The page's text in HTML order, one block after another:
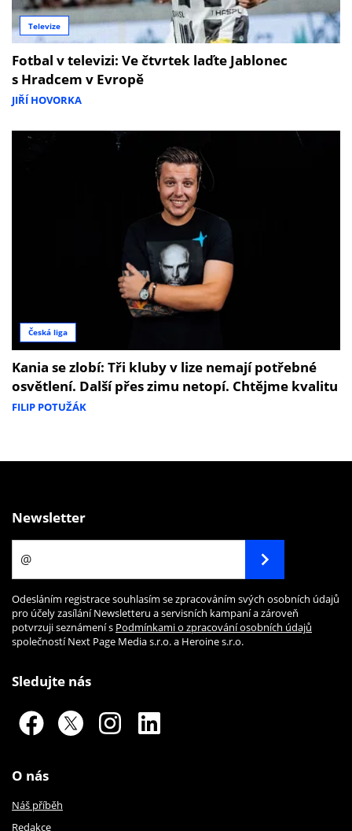
Televize
Fotbal v televizi: Ve čtvrtek laďte Jablonec
s Hradcem v Evropě
JIŘÍ HOVORKA
Česká liga
Kania se zlobí: Tři kluby v lize nemají potřebné
osvětlení. Další přes zimu netopí. Chtějme kvalitu
FILIP POTUŽÁK
Newsletter
Odesláním registrace souhlasím se zpracováním svých osobních údajů
pro účely zasílání Newsletteru a servisních kampaní a zároveň
potvrzuji seznámení s Podmínkami o zpracování osobních údajů
společností Next Page Media s.r.o. a Heroine s.r.o.
Sledujte nás
O nás
Náš příběh
Redakce